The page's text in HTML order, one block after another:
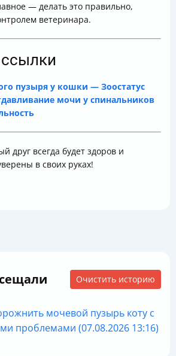
— делать это правильно,
ветеринара.
пузыря у кошки — Зоостатус
мочи у спинальников
друг всегда будет здоров и
в своих руках!
Очистить историю
мочевой пузырь коту с
проблемами (07.08.2026 13:16)